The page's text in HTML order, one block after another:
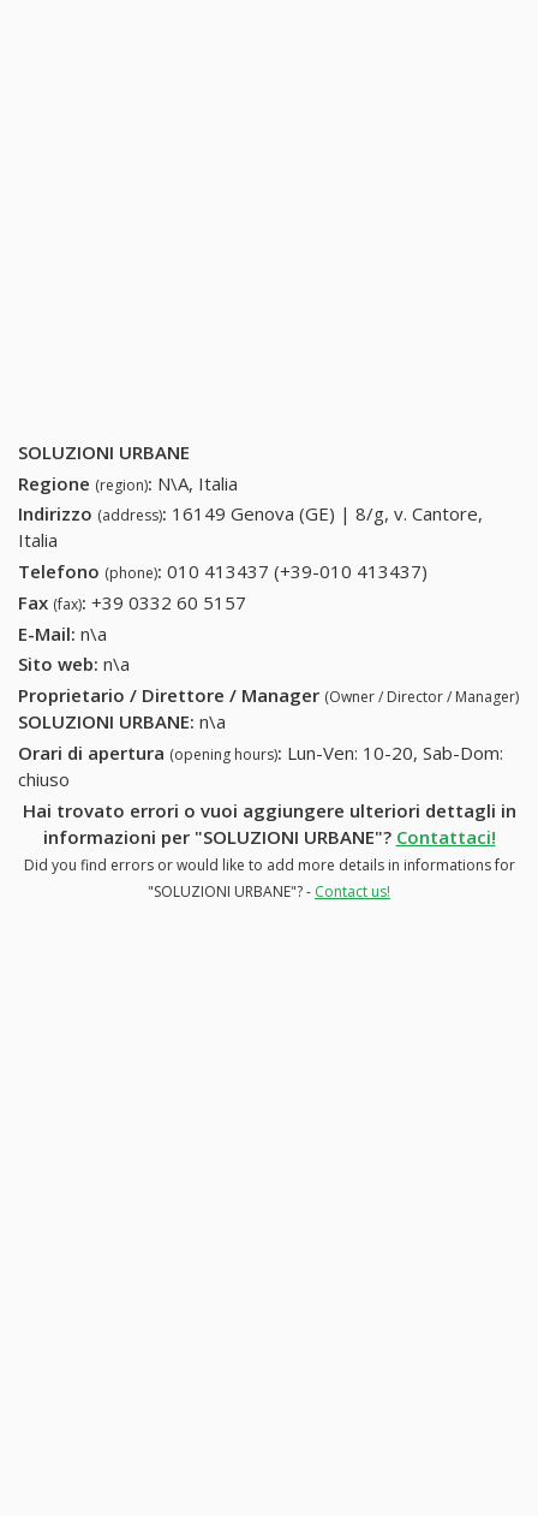
SOLUZIONI URBANE
Regione (region): N\A, Italia
Indirizzo (address): 16149 Genova (GE) | 8/g, v. Cantore,
Italia
Telefono (phone): 010 413437 (+39-010 413437)
Fax (fax): +39 0332 60 5157
E-Mail: n\a
Sito web: n\a
Proprietario / Direttore / Manager (Owner / Director / Manager)
SOLUZIONI URBANE: n\a
Orari di apertura (opening hours): Lun-Ven: 10-20, Sab-Dom:
chiuso
Hai trovato errori o vuoi aggiungere ulteriori dettagli in
informazioni per "SOLUZIONI URBANE"? Contattaci!
Did you find errors or would like to add more details in informations for
"SOLUZIONI URBANE"? - Contact us!